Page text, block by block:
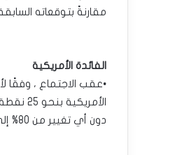
مقارنةً بتوقعاته
الفائدة الأمريكية
دون أي تغيير من 80% إلى 92%.